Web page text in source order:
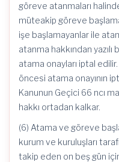
göreve atanmaları
müteakip göreve
işe başlamayanlar ile
atanma hakkından
atama onayları iptal
öncesi atama onayının
Kanunun Geçici 66 ncı
hakkı ortadan kalkar.
(6) Atama ve göreve
kurum ve kuruluşları
takip eden on beş gün